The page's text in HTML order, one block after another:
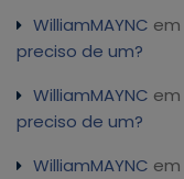
WilliamMAYNC em
preciso de um?
WilliamMAYNC em
preciso de um?
WilliamMAYNC em